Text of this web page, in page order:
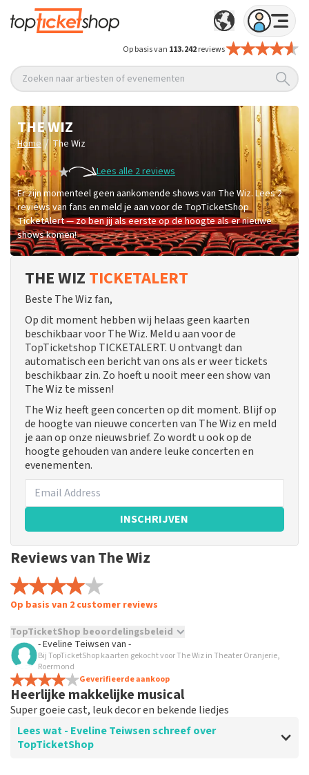
Op basis van 113.242reviews
Zoeken naar artiesten of evenementen
THE WIZ
Home / The Wiz
Lees alle 2 reviews
Er zijn momenteel geen aankomende shows van The Wiz. Lees 2
reviews van fans en meld je aan voor de TopTicketShop
TicketAlert — zo ben jij als eerste op de hoogte als er nieuwe
shows komen!
THE WIZ TICKETALERT
Beste The Wiz fan,
Op dit moment hebben wij helaas geen kaarten
beschikbaar voor The Wiz. Meld u aan voor de
TopTicketshop TICKETALERT. U ontvangt dan
automatisch een bericht van ons als er weer tickets
beschikbaar zin. Zo hoeft u nooit meer een show van
The Wiz te missen!
The Wiz heeft geen concerten op dit moment. Blijf op
de hoogte van nieuwe concerten van The Wiz en meld
je aan op onze nieuwsbrief. Zo wordt u ook op de
hoogte gehouden van andere leuke concerten en
evenementen.
INSCHRIJVEN
Reviews van The Wiz
Op basis van 2 customer reviews
TopTicketShop beoordelingsbeleid
TopTicketShop verzamelt reviews van echte klanten. Het is
niet mogelijk om een review achter te laten als je geen
tickets hebt aangeschaft bij TopTicketShop. Reviews met
grof taalgebruik en/of onwaarheden worden niet geplaatst.
Het kan enkele weken duren voordat een review wordt
geplaatst.
- Eveline Teiwsen van -
Bij TopTicketShop kaarten gekocht voor The Wiz in Theater Oranjerie,
Roermond
Geverifieerde aankoop
Heerlijke makkelijke musical
Super goeie cast, leuk decor en bekende liedjes
Lees wat - Eveline Teiwsen schreef over
TopTicketShop